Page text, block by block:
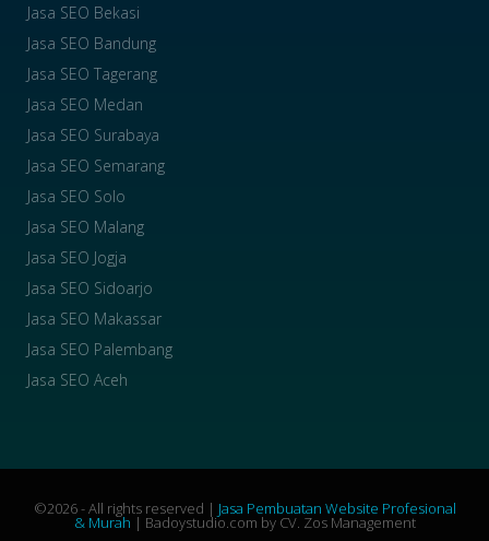
Jasa SEO Bekasi
Jasa SEO Bandung
Jasa SEO Tagerang
Jasa SEO Medan
Jasa SEO Surabaya
Jasa SEO Semarang
Jasa SEO Solo
Jasa SEO Malang
Jasa SEO Jogja
Jasa SEO Sidoarjo
Jasa SEO Makassar
Jasa SEO Palembang
Jasa SEO Aceh
©2026 - All rights reserved | Jasa Pembuatan Website Profesional
& Murah | Badoystudio.com by CV. Zos Management